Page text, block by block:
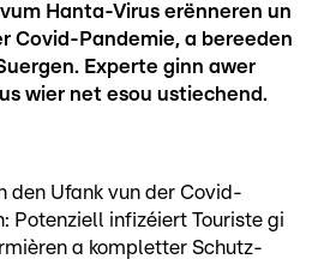
Hanta-Virus erënneren un
Covid-Pandemie, a bereeden
Experte ginn awer
wier net esou ustiechend.
den Ufank vun der Covid-
Potenziell infizéiert Touriste gi
a kompletter Schutz-